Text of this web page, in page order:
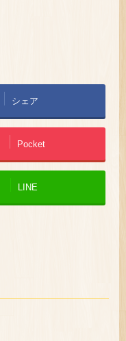
シェア
Pocket
LINE